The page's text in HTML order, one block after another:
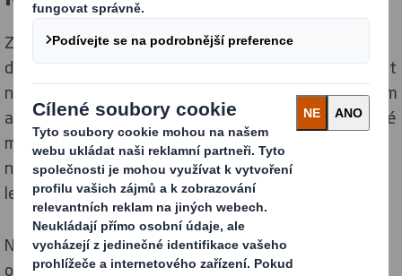
Zákazníci tráví v obchodech stále méně času. Proto je
důležitější než kdy jindy, aby váš obal dokázal zaujmout
na první pohled a vytvořil spojení mezi vaším produktem
a zákazníkem. Neustále proto rozvíjíme naše designové
možnosti a překládáme poznatky o chování
nakupujících do inovativních obalových řešení z vlnité
lepenky, která vyniknou v regálech.
Naše spotřební obaly zaručeně posílí vaši značku a
ochrání vaše výrobky. Nabízíme širokou škálu